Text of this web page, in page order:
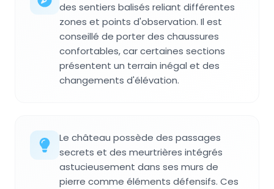
des sentiers balisés reliant différentes
zones et points d'observation. Il est
conseillé de porter des chaussures
confortables, car certaines sections
présentent un terrain inégal et des
changements d'élévation.
Le château possède des passages
secrets et des meurtrières intégrés
astucieusement dans ses murs de
pierre comme éléments défensifs. Ces